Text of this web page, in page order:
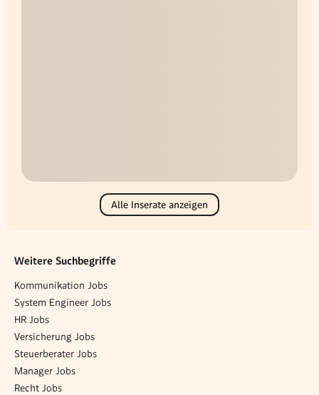
Alle Inserate anzeigen
Weitere Suchbegriffe
Kommunikation Jobs
System Engineer Jobs
HR Jobs
Versicherung Jobs
Steuerberater Jobs
Manager Jobs
Recht Jobs